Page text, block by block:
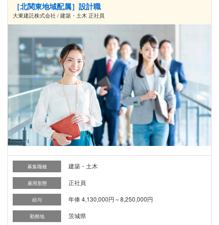
［北関東地域配属］設計職
大東建託株式会社 / 建築・土木 正社員
募集職種 建築・土木
雇用形態 正社員
給与 年俸 4,130,000円～8,250,000円
勤務地 茨城県